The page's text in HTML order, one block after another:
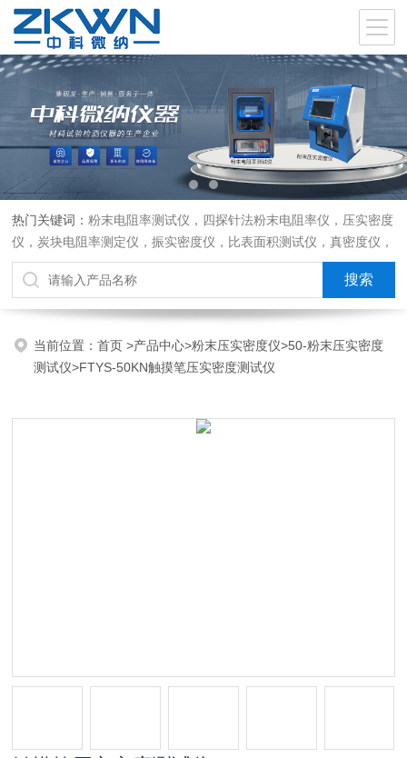
热门关键词：粉末电阻率测试仪，四探针法粉末电阻率仪，压实密度
仪，炭块电阻率测定仪，振实密度仪，比表面积测试仪，真密度仪，
炭块热膨胀仪，炭块透气率仪，炭块二氧化碳反应测定仪
当前位置：首页>产品中心>粉末压实密度仪>50-粉末压实密度
测试仪>FTYS-50KN触摸笔压实密度测试仪